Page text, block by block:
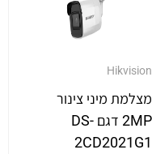
Hikvision
מצלמת מיני צינור
2MP דגם DS-
2CD2021G1